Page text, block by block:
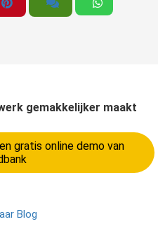
gemakkelijker maakt
gratis online demo van
Blog